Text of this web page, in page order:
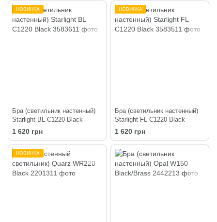
НОВИНКА
Бра (светильник настенный)
Starlight BL C1220 Black
1 620 грн
НОВИНКА
Бра (светильник настенный)
Starlight FL C1220 Black
1 620 грн
НОВИНКА